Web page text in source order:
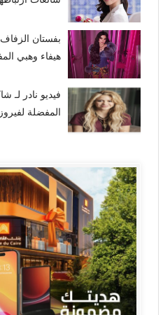
بفستان
هيفاء وهبي
فيديو نادر لـ
المفضلة